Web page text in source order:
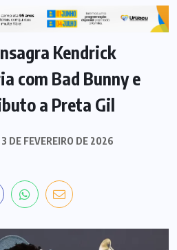
Kendrick
com Bad Bunny e
a Preta Gil
3 DE FEVEREIRO DE 2026